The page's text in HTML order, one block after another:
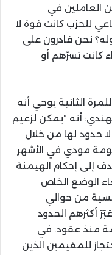
العاملين في
للحزب كانت قوة لا
نحن قادرون على
كانت تسرّهم أو
الثانية يوحي أنه
أنه “يمكن لزعيم
حدود لها من خلال
مودي في الأشهر
إلى إحكام الهيمنة
الوضع الخاص
من حوالي
أكثرهم الحدود
منذ عقود. في
للمقيمين الذين